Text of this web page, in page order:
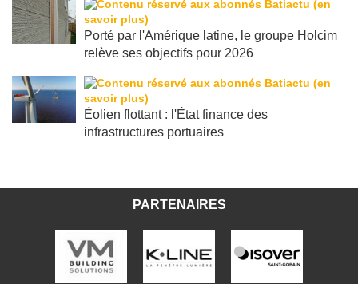
Porté par l'Amérique latine, le groupe Holcim
relève ses objectifs pour 2026
Éolien flottant : l'État finance des
infrastructures portuaires
PARTENAIRES